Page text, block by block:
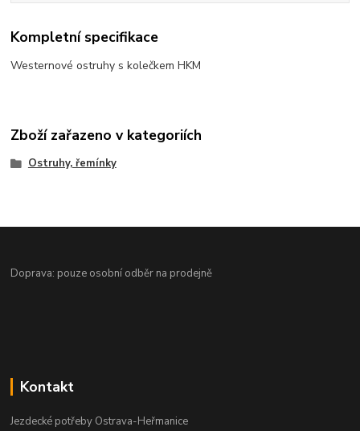
Kompletní specifikace
Westernové ostruhy s kolečkem HKM
Zboží zařazeno v kategoriích
Ostruhy, řemínky
Doprava: pouze osobní odběr na prodejně
Kontakt
Jezdecké potřeby Ostrava-Heřmanice